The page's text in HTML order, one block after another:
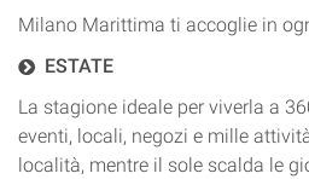
Milano Marittima ti accoglie in
ESTATE
La stagione ideale per viverla a
eventi, locali, negozi e mille
località, mentre il sole scalda le